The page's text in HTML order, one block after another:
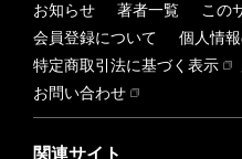
お知らせ 著者一覧
この
会員登録について
個人情
特定商取引法に基づく表示
お問い合わせ
関連サイト